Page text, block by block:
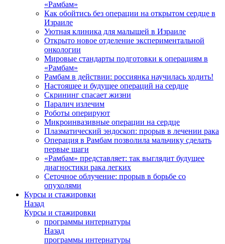
«Рамбам»
Как обойтись без операции на открытом сердце в
Израиле
Уютная клиника для малышей в Израиле
Открыто новое отделение экспериментальной
онкологии
Мировые стандарты подготовки к операциям в
«Рамбам»
Рамбам в действии: россиянка научилась ходить!
Настоящее и будущее операций на сердце
Скрининг спасает жизни
Паралич излечим
Роботы оперируют
Микроинвазивные операции на сердце
Плазматический эндоскоп: прорыв в лечении рака
Операция в Рамбам позволила мальчику сделать
первые шаги
«Рамбам» представляет: так выглядит будущее
диагностики рака легких
Сеточное облучение: прорыв в борьбе со
опухолями
Курсы и стажировки
Назад
Курсы и стажировки
программы интернатуры
Назад
программы интернатуры